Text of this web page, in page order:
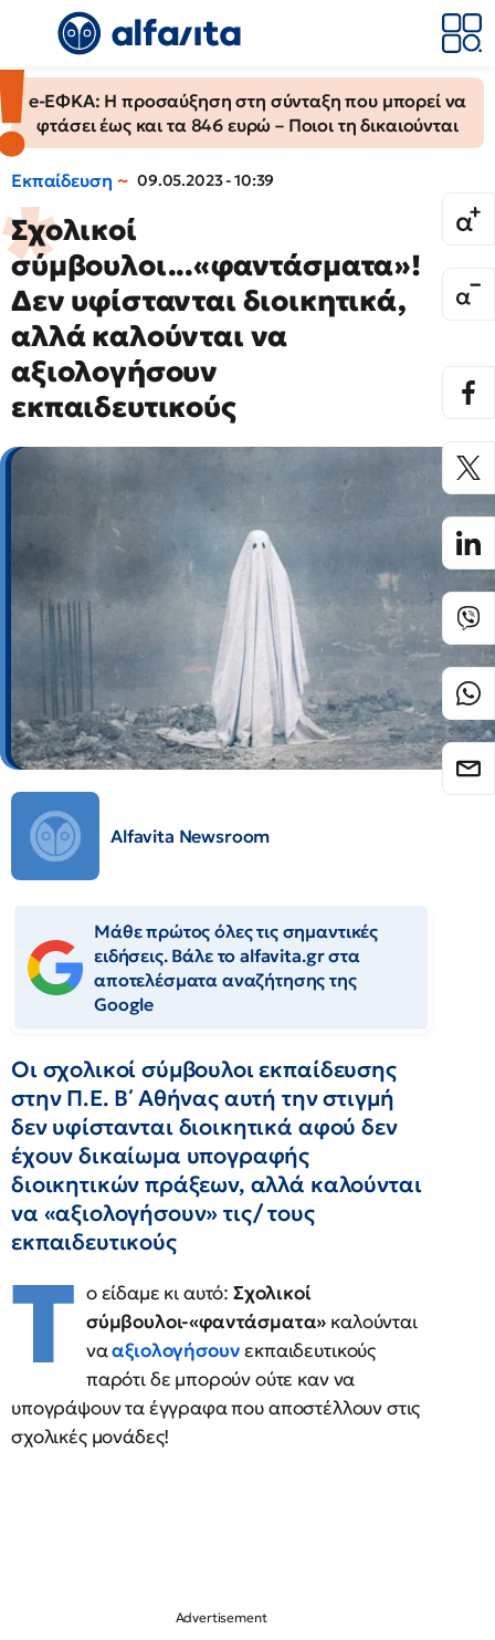
e-ΕΦΚΑ: Η προσαύξηση στη σύνταξη που μπορεί να
φτάσει έως και τα 846 ευρώ – Ποιοι τη δικαιούνται
Εκπαίδευση 09.05.2023 - 10:39
Σχολικοί
σύμβουλοι...«φαντάσματα»!
Δεν υφίστανται διοικητικά,
αλλά καλούνται να
αξιολογήσουν
εκπαιδευτικούς
Alfavita Newsroom
Μάθε πρώτος όλες τις σημαντικές
ειδήσεις. Βάλε το alfavita.gr στα
αποτελέσματα αναζήτησης της
Google
Οι σχολικοί σύμβουλοι εκπαίδευσης
στην Π.Ε. Β΄ Αθήνας αυτή την στιγμή
δεν υφίστανται διοικητικά αφού δεν
έχουν δικαίωμα υπογραφής
διοικητικών πράξεων, αλλά καλούνται
να «αξιολογήσουν» τις/ τους
εκπαιδευτικούς
Τ ο είδαμε κι αυτό: Σχολικοί
σύμβουλοι-«φαντάσματα» καλούνται
νααξιολογήσουνεκπαιδευτικούς
παρότι δε μπορούν ούτε καν να
υπογράψουν τα έγγραφα που αποστέλλουν στις
σχολικές μονάδες!